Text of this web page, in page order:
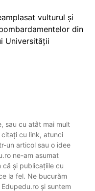
vulturul și
din
Universității
sau cu atât mai mult
cu link, atunci
un articol sau o idee
ne-am asumat
că și publicațiile cu
la fel. Ne bucurăm
și suntem